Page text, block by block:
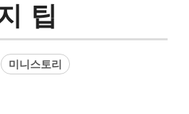
팁
미니스토리